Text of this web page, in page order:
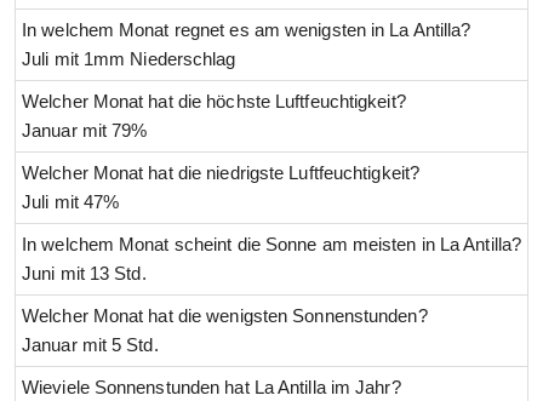
In welchem Monat regnet es am wenigsten in La Antilla?
Juli mit 1mm Niederschlag
Welcher Monat hat die höchste Luftfeuchtigkeit?
Januar mit 79%
Welcher Monat hat die niedrigste Luftfeuchtigkeit?
Juli mit 47%
In welchem Monat scheint die Sonne am meisten in La Antilla?
Juni mit 13 Std.
Welcher Monat hat die wenigsten Sonnenstunden?
Januar mit 5 Std.
Wieviele Sonnenstunden hat La Antilla im Jahr?